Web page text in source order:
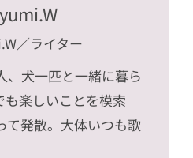
／ライター
、犬一匹と一緒に暮ら
も楽しいことを模索
て発散。大体いつも歌